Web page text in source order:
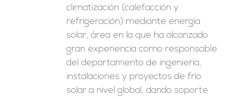
climatización (calefacción y
refrigeración) mediante energía
solar, área en la que ha alcanzado
gran experiencia como responsable
del departamento de ingeniería,
instalaciones y proyectos de frío
solar a nivel global, dando soporte